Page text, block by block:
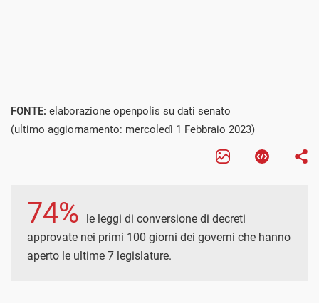
FONTE: elaborazione openpolis su dati senato
(ultimo aggiornamento: mercoledì 1 Febbraio 2023)
74%
le leggi di conversione di decreti
approvate nei primi 100 giorni dei governi che hanno
aperto le ultime 7 legislature.